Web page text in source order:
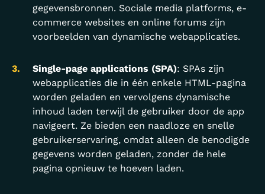
gegevensbronnen. Sociale media platforms, e-
commerce websites en online forums zijn
voorbeelden van dynamische webapplicaties.
Single-page applications (SPA): SPAs zijn
webapplicaties die in één enkele HTML-pagina
worden geladen en vervolgens dynamische
inhoud laden terwijl de gebruiker door de app
navigeert. Ze bieden een naadloze en snelle
gebruikerservaring, omdat alleen de benodigde
gegevens worden geladen, zonder de hele
pagina opnieuw te hoeven laden.